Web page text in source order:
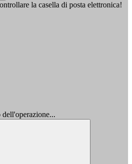
la casella di posta elettronica!